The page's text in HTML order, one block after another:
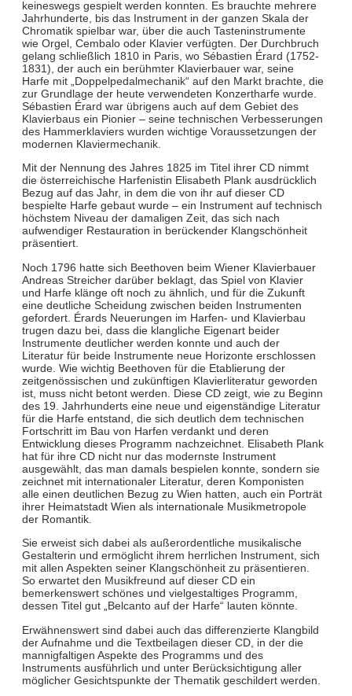
keineswegs gespielt werden konnten. Es brauchte mehrere
Jahrhunderte, bis das Instrument in der ganzen Skala der
Chromatik spielbar war, über die auch Tasteninstrumente
wie Orgel, Cembalo oder Klavier verfügten. Der Durchbruch
gelang schließlich 1810 in Paris, wo Sébastien Érard (1752-
1831), der auch ein berühmter Klavierbauer war, seine
Harfe mit „Doppelpedalmechanik“ auf den Markt brachte, die
zur Grundlage der heute verwendeten Konzertharfe wurde.
Sébastien Érard war übrigens auch auf dem Gebiet des
Klavierbaus ein Pionier – seine technischen Verbesserungen
des Hammerklaviers wurden wichtige Voraussetzungen der
modernen Klaviermechanik.
Mit der Nennung des Jahres 1825 im Titel ihrer CD nimmt
die österreichische Harfenistin Elisabeth Plank ausdrücklich
Bezug auf das Jahr, in dem die von ihr auf dieser CD
bespielte Harfe gebaut wurde – ein Instrument auf technisch
höchstem Niveau der damaligen Zeit, das sich nach
aufwendiger Restauration in berückender Klangschönheit
präsentiert.
Noch 1796 hatte sich Beethoven beim Wiener Klavierbauer
Andreas Streicher darüber beklagt, das Spiel von Klavier
und Harfe klänge oft noch zu ähnlich, und für die Zukunft
eine deutliche Scheidung zwischen beiden Instrumenten
gefordert. Érards Neuerungen im Harfen- und Klavierbau
trugen dazu bei, dass die klangliche Eigenart beider
Instrumente deutlicher werden konnte und auch der
Literatur für beide Instrumente neue Horizonte erschlossen
wurde. Wie wichtig Beethoven für die Etablierung der
zeitgenössischen und zukünftigen Klavierliteratur geworden
ist, muss nicht betont werden. Diese CD zeigt, wie zu Beginn
des 19. Jahrhunderts eine neue und eigenständige Literatur
für die Harfe entstand, die sich deutlich dem technischen
Fortschritt im Bau von Harfen verdankt und deren
Entwicklung dieses Programm nachzeichnet. Elisabeth Plank
hat für ihre CD nicht nur das modernste Instrument
ausgewählt, das man damals bespielen konnte, sondern sie
zeichnet mit internationaler Literatur, deren Komponisten
alle einen deutlichen Bezug zu Wien hatten, auch ein Porträt
ihrer Heimatstadt Wien als internationale Musikmetropole
der Romantik.
Sie erweist sich dabei als außerordentliche musikalische
Gestalterin und ermöglicht ihrem herrlichen Instrument, sich
mit allen Aspekten seiner Klangschönheit zu präsentieren.
So erwartet den Musikfreund auf dieser CD ein
bemerkenswert schönes und vielgestaltiges Programm,
dessen Titel gut „Belcanto auf der Harfe“ lauten könnte.
Erwähnenswert sind dabei auch das differenzierte Klangbild
der Aufnahme und die Textbeilagen dieser CD, in der die
mannigfaltigen Aspekte des Programms und des
Instruments ausführlich und unter Berücksichtigung aller
möglicher Gesichtspunkte der Thematik geschildert werden.